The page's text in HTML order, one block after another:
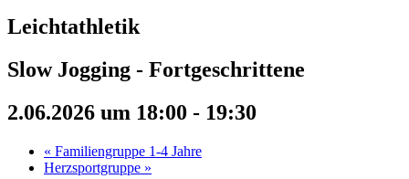
Leichtathletik
Slow Jogging - Fortgeschrittene
2.06.2026 um 18:00 - 19:30
« Familiengruppe 1-4 Jahre
Herzsportgruppe »